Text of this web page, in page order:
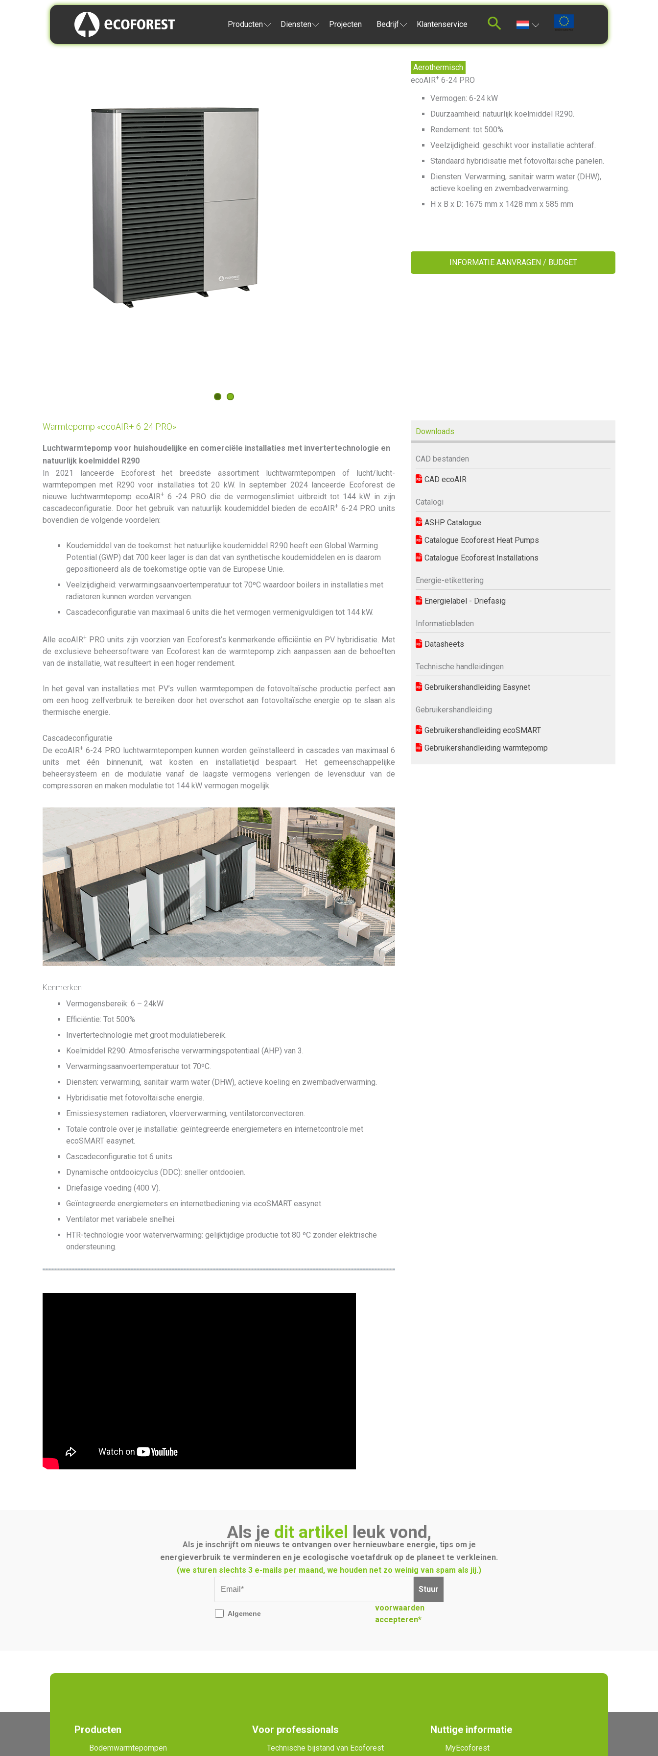
Producten Diensten Projecten Bedrijf Klantenservice
Warmtepomp «ecoAIR+ 6-24 PRO»
Luchtwarmtepomp voor huishoudelijke en comerciële installaties met invertertechnologie en
natuurlijk koelmiddel R290
In 2021 lanceerde Ecoforest het breedste assortiment luchtwarmtepompen of lucht/lucht-
warmtepompen met R290 voor installaties tot 20 kW. In september 2024 lanceerde Ecoforest de
nieuwe luchtwarmtepomp ecoAIR+6 -24 PRO die de vermogenslimiet uitbreidt tot 144 kW in zijn
cascadeconfiguratie. Door het gebruik van natuurlijk koudemiddel bieden de ecoAIR+6-24 PRO units
bovendien de volgende voordelen:
Koudemiddel van de toekomst: het natuurlijke koudemiddel R290 heeft een Global Warming
Potential (GWP) dat 700 keer lager is dan dat van synthetische koudemiddelen en is daarom
gepositioneerd als de toekomstige optie van de Europese Unie.
Veelzijdigheid: verwarmingsaanvoertemperatuur tot 70ºC waardoor boilers in installaties met
radiatoren kunnen worden vervangen.
Cascadeconfiguratie van maximaal 6 units die het vermogen vermenigvuldigen tot 144 kW.
Alle ecoAIR+ PRO units zijn voorzien van Ecoforest’s kenmerkende efficiëntie en PV hybridisatie. Met
de exclusieve beheersoftware van Ecoforest kan de warmtepomp zich aanpassen aan de behoeften
van de installatie, wat resulteert in een hoger rendement.
In het geval van installaties met PV’s vullen warmtepompen de fotovoltaïsche productie perfect aan
om een hoog zelfverbruik te bereiken door het overschot aan fotovoltaïsche energie op te slaan als
thermische energie.
Cascadeconfiguratie
De ecoAIR+ 6-24 PRO luchtwarmtepompen kunnen worden geïnstalleerd in cascades van maximaal 6
units met één binnenunit, wat kosten en installatietijd bespaart. Het gemeenschappelijke
beheersysteem en de modulatie vanaf de laagste vermogens verlengen de levensduur van de
compressoren en maken modulatie tot 144 kW vermogen mogelijk.
Kenmerken
Vermogensbereik: 6 – 24kW
Efficiëntie: Tot 500%
Invertertechnologie met groot modulatiebereik.
Koelmiddel R290: Atmosferische verwarmingspotentiaal (AHP) van 3.
Verwarmingsaanvoertemperatuur tot 70ºC.
Diensten: verwarming, sanitair warm water (DHW), actieve koeling en zwembadverwarming.
Hybridisatie met fotovoltaïsche energie.
Emissiesystemen: radiatoren, vloerverwarming, ventilatorconvectoren.
Totale controle over je installatie: geïntegreerde energiemeters en internetcontrole met
ecoSMART easynet.
Cascadeconfiguratie tot 6 units.
Dynamische ontdooicyclus (DDC): sneller ontdooien.
Driefasige voeding (400 V).
Geïntegreerde energiemeters en internetbediening via ecoSMART easynet.
Ventilator met variabele snelhei.
HTR-technologie voor waterverwarming: gelijktijdige productie tot 80 ºC zonder elektrische
ondersteuning.
Aerothermisch
ecoAIR+ 6-24 PRO
Vermogen: 6-24 kW
Duurzaamheid: natuurlijk koelmiddel R290.
Rendement: tot 500%.
Veelzijdigheid: geschikt voor installatie achteraf.
Standaard hybridisatie met fotovoltaïsche panelen.
Diensten: Verwarming, sanitair warm water (DHW),
actieve koeling en zwembadverwarming.
H x B x D: 1675 mm x 1428 mm x 585 mm
INFORMATIE AANVRAGEN / BUDGET
Downloads
CAD bestanden
CAD ecoAIR
Catalogi
ASHP Catalogue
Catalogue Ecoforest Heat Pumps
Catalogue Ecoforest Installations
Energie-etikettering
Energielabel - Driefasig
Informatiebladen
Datasheets
Technische handleidingen
Gebruikershandleiding Easynet
Gebruikershandleiding
Gebruikershandleiding ecoSMART
Gebruikershandleiding warmtepomp
Als je dit artikel leuk vond,
Als je inschrijft om nieuws te ontvangen over hernieuwbare energie, tips om je
energieverbruik te verminderen en je ecologische voetafdruk op de planeet te verkleinen.
(we sturen slechts 3 e-mails per maand, we houden net zo weinig van spam als jij.)
Stuur
Algemene
voorwaarden
accepteren*
Producten
Bodemwarmtepompen
Voor professionals
Technische bijstand van Ecoforest
Nuttige informatie
MyEcoforest